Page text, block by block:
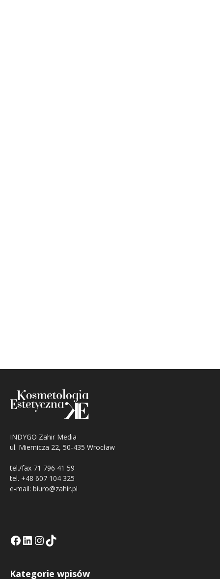
INDYGO Zahir Media
ul. Miernicza 22, 50-435 Wrocław
tel./fax 71 796 41 59
tel. +48 607 104 325
e-mail: biuro@zahir.pl
Facebook
LinkedIn
Tik Tok KEInstagramm KE
Kategorie wpisów